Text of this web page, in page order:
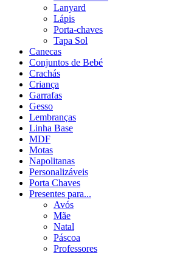
Lanyard
Lápis
Porta-chaves
Tapa Sol
Canecas
Conjuntos de Bebé
Crachás
Criança
Garrafas
Gesso
Lembranças
Linha Base
MDF
Motas
Napolitanas
Personalizáveis
Porta Chaves
Presentes para...
Avós
Mãe
Natal
Páscoa
Professores